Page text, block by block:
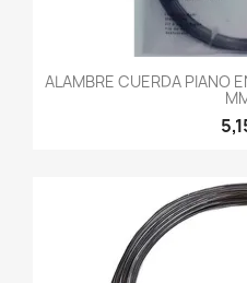
ALAMBRE CUERDA PIANO